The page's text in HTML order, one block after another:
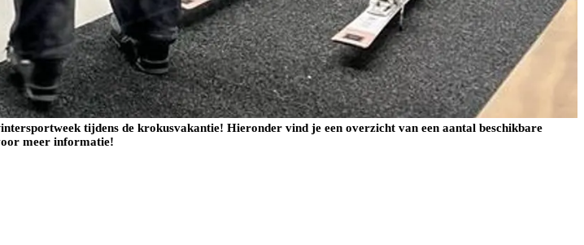
tijdens de krokusvakantie! Hieronder vind je een overzicht van een aantal beschikbare
meer informatie!